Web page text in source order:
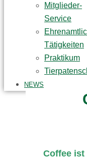
Mitglieder-
Service
Tätigkeiten
Praktikum
NEWS
Coffee ist